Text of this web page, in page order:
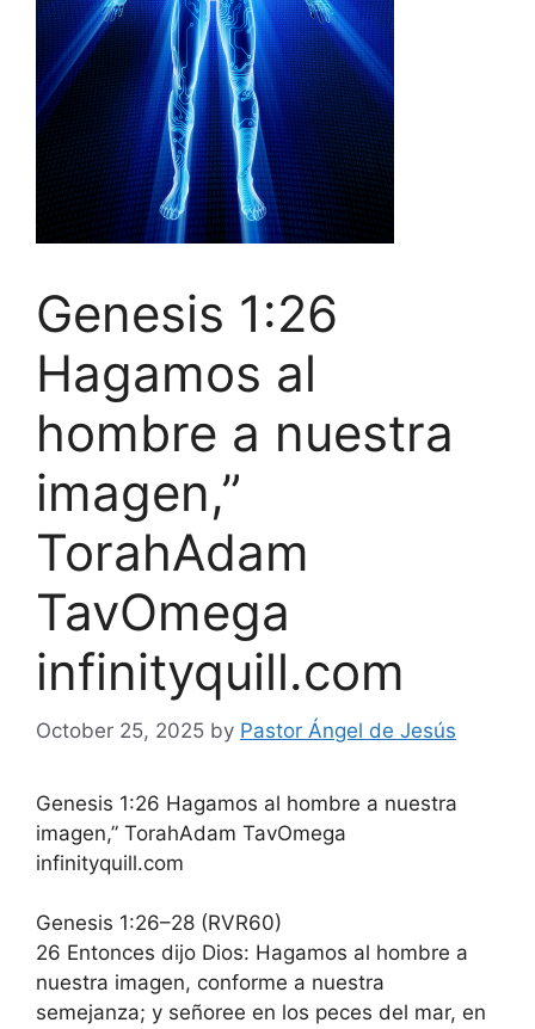
Genesis 1:26
Hagamos al
hombre a nuestra
imagen,”
TorahAdam
TavOmega
infinityquill.com
October 25, 2025 by Pastor Ángel de Jesús
Genesis 1:26 Hagamos al hombre a nuestra
imagen,” TorahAdam TavOmega
infinityquill.com
Genesis 1:26–28 (RVR60)
26 Entonces dijo Dios: Hagamos al hombre a
nuestra imagen, conforme a nuestra
semejanza; y señoree en los peces del mar, en